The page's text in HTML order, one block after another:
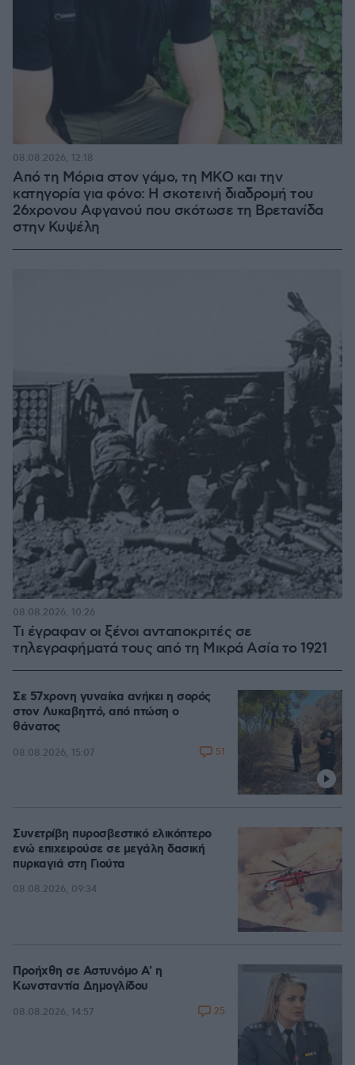
Από τη Μόρια στον γάμο, τη ΜΚΟ και την
κατηγορία για φόνο: Η σκοτεινή διαδρομή του
26χρονου Αφγανού που σκότωσε τη Βρετανίδα
στην Κυψέλη
08.08.2026, 12:18
Τι έγραφαν οι ξένοι ανταποκριτές σε
τηλεγραφήματά τους από τη Μικρά Ασία το 1921
08.08.2026, 10:26
Σε 57χρονη γυναίκα ανήκει η σορός
στον Λυκαβηττό, από πτώση ο
θάνατος
08.08.2026, 15:07 51
Συνετρίβη πυροσβεστικό ελικόπτερο
ενώ επιχειρούσε σε μεγάλη δασική
πυρκαγιά στη Γιούτα
08.08.2026, 09:34
Προήχθη σε Αστυνόμο Α' η
Κωνσταντία Δημογλίδου
08.08.2026, 14:57 25